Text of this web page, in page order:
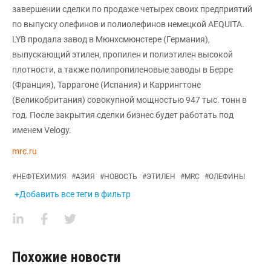
завершении сделки по продаже четырех своих предприятий
по выпуску олефинов и полиолефинов немецкой AEQUITA.
LYB продала завод в Мюнхсмюнстере (Германия),
выпускающий этилен, пропилен и полиэтилен высокой
плотности, а также полипропиленовые заводы в Берре
(Франция), Таррагоне (Испания) и Каррингтоне
(Великобритания) совокупной мощностью 947 тыс. тонн в
год. После закрытия сделки бизнес будет работать под
именем Velogy.
mrc.ru
#НЕФТЕХИМИЯ #АЗИЯ #НОВОСТЬ #ЭТИЛЕН #MRC #ОЛЕФИНЫ
+Добавить все теги в фильтр
Похожие новости